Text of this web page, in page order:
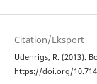
Citation/Eksport
Udenrigs, R. (2013).
https://doi.org/